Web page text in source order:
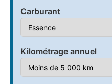
Carburant
Kilométrage annuel